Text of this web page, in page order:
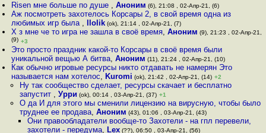
Risen мне больше по душе ,Аноним (6), 21:08 , 02-Апр-21, (6)
Аж посмотреть захотелось Корсары 2, в свой время одна из
любимых игр была , llolik (ok), 21:14 , 02-Апр-21, (7)
Х з мне че то игра не зашла в своё время,Аноним (9), 21:23 , 02-Апр-21,
(9) +3
Это просто праздник какой-то Корсары в своё время были
уникальной вещью А битва,Аноним (11), 21:24 , 02-Апр-21, (10)
Как обычно игровые ресурсы никто отдавать не намерян Это
называется нам хотелос, Kuromi (ok), 21:42 , 02-Апр-21, (14) +2
Ну так сообщество сделает, ресурсы скачает и бесплатно
запустит , Урри (ok), 00:14 , 03-Апр-21, (37) +1
О да И для этого мы сменили лицензию на вирусную, чтобы было
труднее ее продава, Аноним (43), 01:06 , 03-Апр-21, (43)
Они правообладатели вообще-то Захотели - на гпл перевели,
захотели - передума, Lex(??), 06:50 , 03-Апр-21, (56)